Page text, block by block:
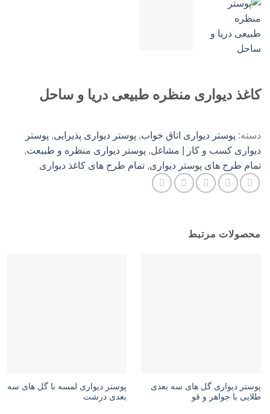
کاغذ دیواری منظره طبیعی دریا و ساحل
دسته: پوستر دیواری اتاق خواب, پوستر دیواری پذیرایی, پوستر
دیواری کسب و کار | مشاغل, پوستر دیواری منظره و طبیعت,
تمام طرح های پوستر دیواری, تمام طرح های کاغذ دیواری
محصولات مرتبط
پوستر دیواری گل های سه بعدی
طلایی با جواهر و قو
پوستر دیواری لمسه با گل های سه
بعدی درشت